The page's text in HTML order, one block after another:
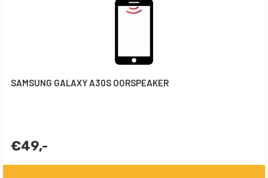
SAMSUNG GALAXY A30S OORSPEAKER
€49,-